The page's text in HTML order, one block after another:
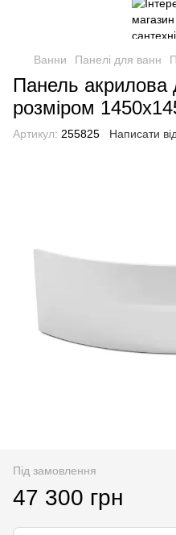
Ванни Панелі для ванн
Панель акрилова
розміром
Артикул: 255825 Написати
Під замовлення
47 300 грн